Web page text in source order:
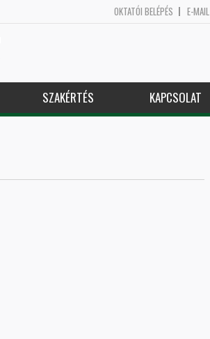
OKTATÓI BELÉPÉS E-MAIL
SZAKÉRTÉS KAPCSOLAT